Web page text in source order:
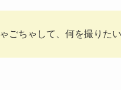
ごちゃして、何を撮りた